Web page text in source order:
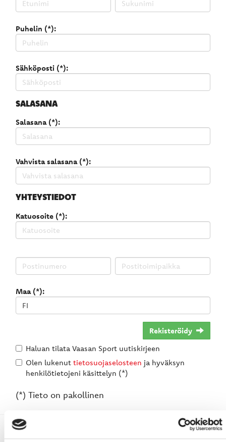
Puhelin (*):
Sähköposti (*):
SALASANA
Salasana (*):
Vahvista salasana (*):
YHTEYSTIEDOT
Katuosoite (*):
Maa (*):
Rekisteröidy
Haluan tilata Vaasan Sport uutiskirjeen
Olen lukenut tietosuojaselosteen ja hyväksyn
henkilötietojeni käsittelyn (*)
(*) Tieto on pakollinen